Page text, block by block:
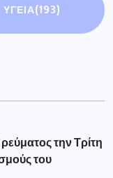
ΥΓΕΙΑ(193)
την Τρίτη
του